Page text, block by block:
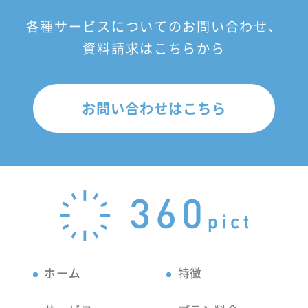
各種サービスについてのお問い合わせ、
資料請求はこちらから
お問い合わせはこちら
ホーム 特徴